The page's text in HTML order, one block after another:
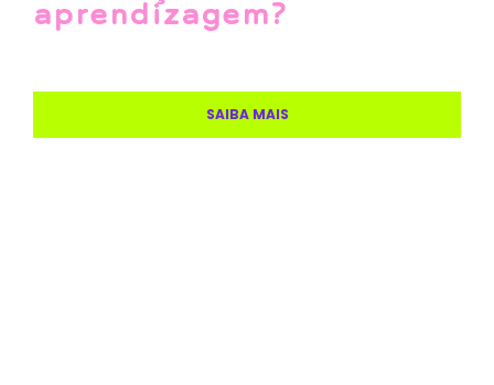
aprendizagem?
SAIBA MAIS